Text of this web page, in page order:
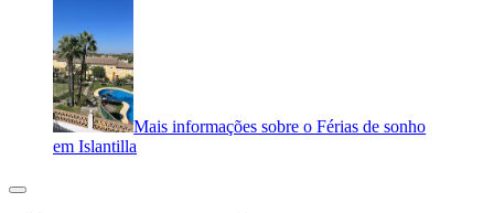
Mais informações sobre o Férias de sonho
em Islantilla